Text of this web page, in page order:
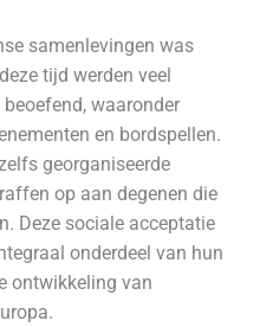
samenlevingen was
tijd werden veel
waaronder
en bordspellen.
georganiseerde
op aan degenen die
Deze sociale acceptatie
onderdeel van hun
ontwikkeling van